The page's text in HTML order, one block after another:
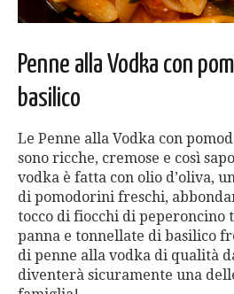
Penne alla Vodka con
basilico
Le Penne alla Vodka con
sono ricche, cremose e così
vodka è fatta con olio d’oliva,
di pomodorini freschi,
tocco di fiocchi di peperoncino
panna e tonnellate di basilico
di penne alla vodka di qualità
diventerà sicuramente una